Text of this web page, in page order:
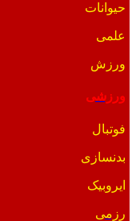
حیوانات
علمی
ورزش
ورزشی
فوتبال
بدنسازی
ایروبیک
رزمی